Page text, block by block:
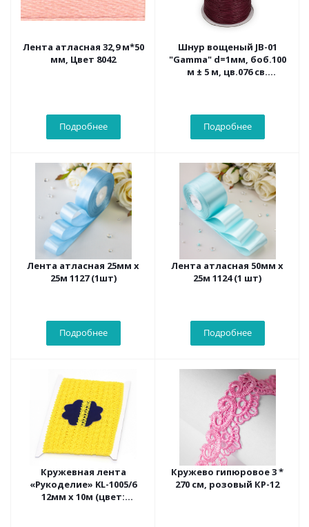
Лента атласная 32,9 м*50
мм, Цвет 8042
Подробнее
Шнур вощеный JB-01
"Gamma" d=1мм, боб.100
м ± 5 м, цв.076 св.
Подробнее
Лента атласная 25мм x
25м 1127 (1шт)
Подробнее
Лента атласная 50мм x
25м 1124 (1 шт)
Подробнее
Кружевная лента
«Рукоделие» KL-1005/6
12мм х 10м (цвет:
Кружево гипюровое 3 *
270 см, розовый КР-12